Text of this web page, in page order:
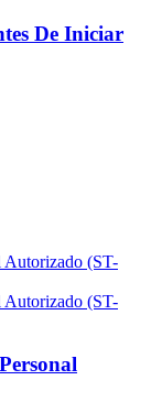
De Iniciar